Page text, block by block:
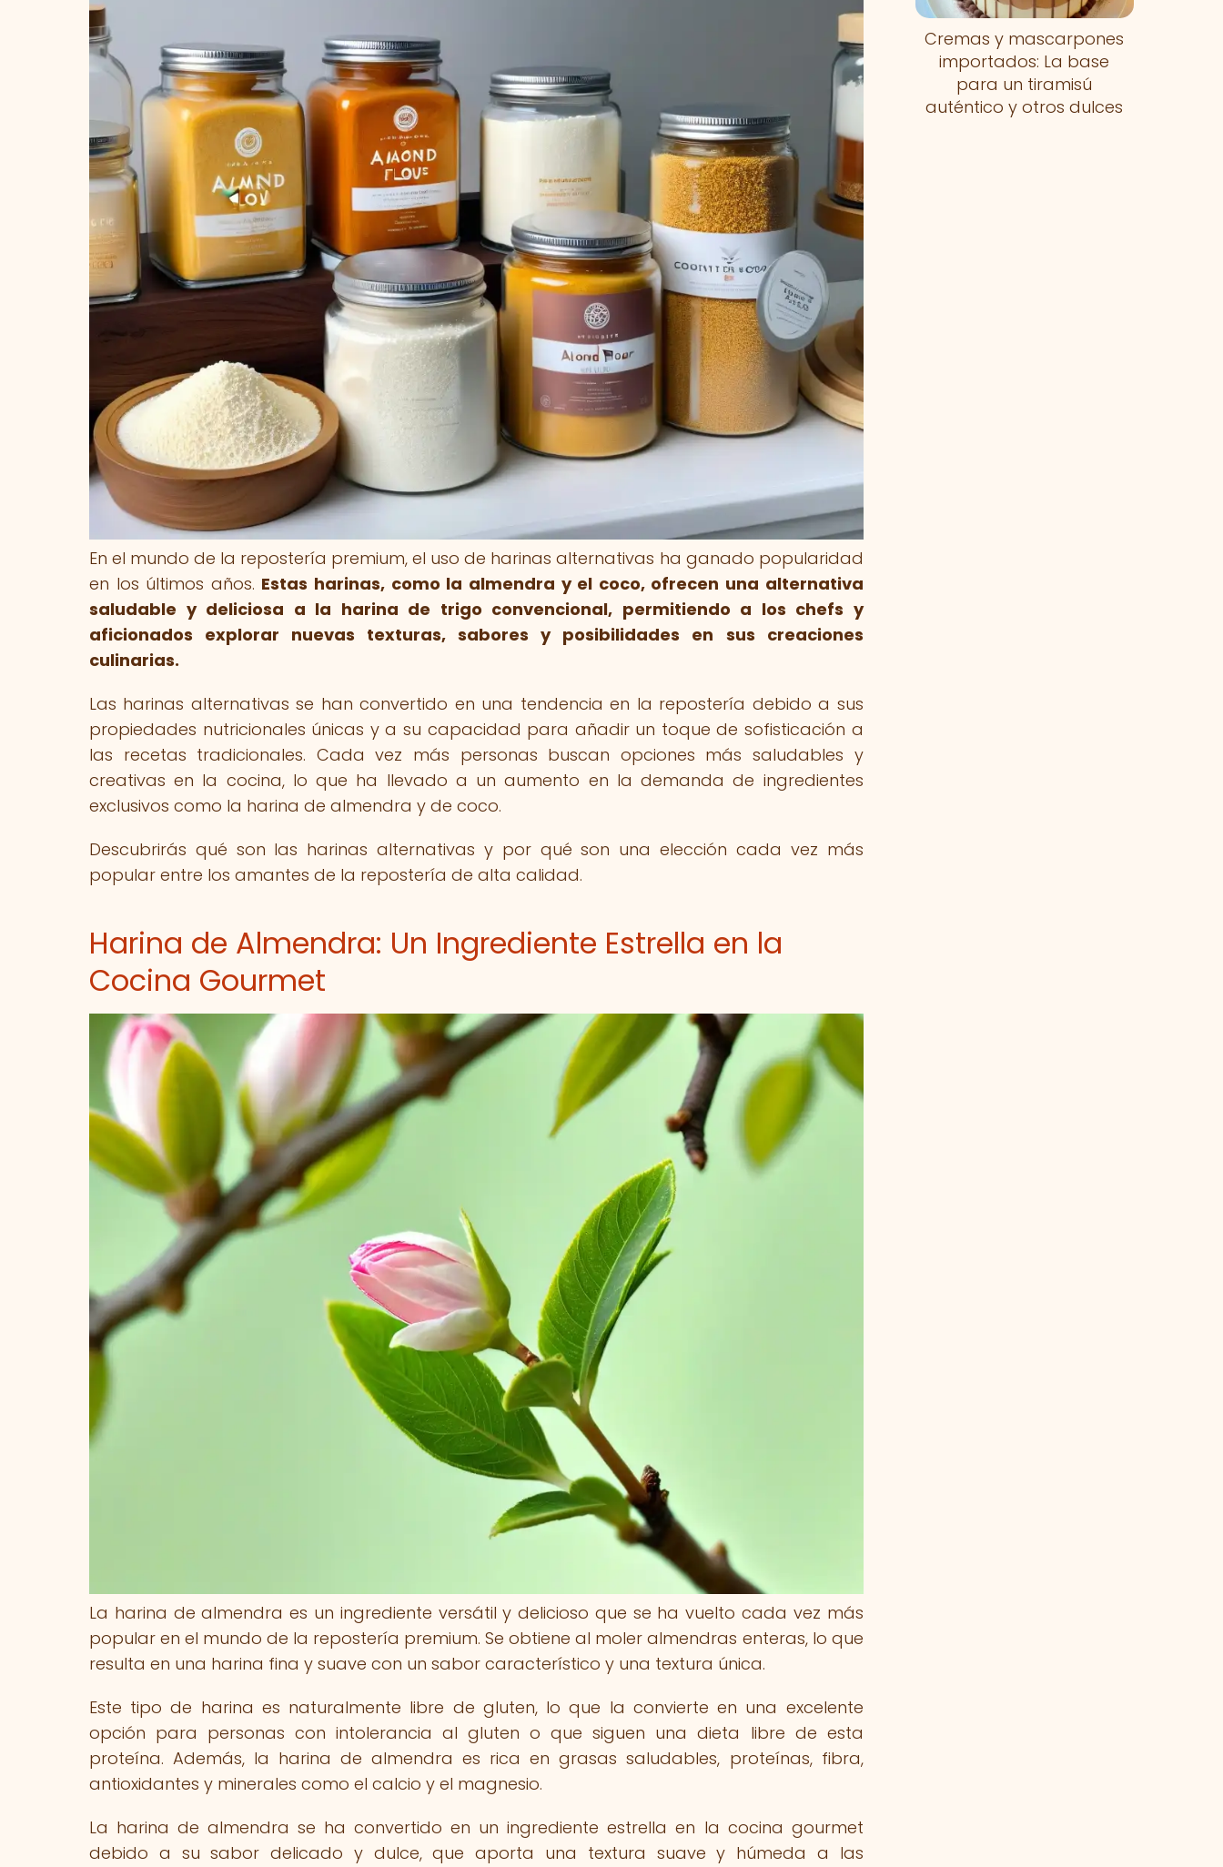
En el mundo de la repostería premium, el uso de harinas alternativas ha ganado popularidad
en los últimos años. Estas harinas, como la almendra y el coco, ofrecen una alternativa
saludable y deliciosa a la harina de trigo convencional, permitiendo a los chefs y
aficionados explorar nuevas texturas, sabores y posibilidades en sus creaciones
culinarias.
Las harinas alternativas se han convertido en una tendencia en la repostería debido a sus
propiedades nutricionales únicas y a su capacidad para añadir un toque de sofisticación a
las recetas tradicionales. Cada vez más personas buscan opciones más saludables y
creativas en la cocina, lo que ha llevado a un aumento en la demanda de ingredientes
exclusivos como la harina de almendra y de coco.
Descubrirás qué son las harinas alternativas y por qué son una elección cada vez más
popular entre los amantes de la repostería de alta calidad.
Harina de Almendra: Un Ingrediente Estrella en la
Cocina Gourmet
La harina de almendra es un ingrediente versátil y delicioso que se ha vuelto cada vez más
popular en el mundo de la repostería premium. Se obtiene al moler almendras enteras, lo que
resulta en una harina fina y suave con un sabor característico y una textura única.
Este tipo de harina es naturalmente libre de gluten, lo que la convierte en una excelente
opción para personas con intolerancia al gluten o que siguen una dieta libre de esta
proteína. Además, la harina de almendra es rica en grasas saludables, proteínas, fibra,
antioxidantes y minerales como el calcio y el magnesio.
La harina de almendra se ha convertido en un ingrediente estrella en la cocina gourmet
debido a su sabor delicado y dulce, que aporta una textura suave y húmeda a las
Cremas y mascarpones
importados: La base
para un tiramisú
auténtico y otros dulces